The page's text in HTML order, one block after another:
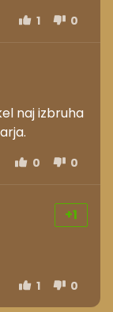
1 0
naj izbruha
0 0
+1
1 0